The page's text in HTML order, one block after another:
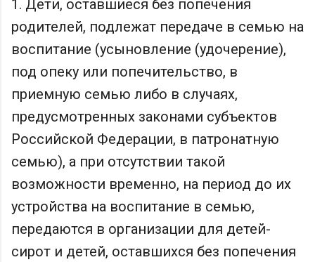
1. Дети, оставшиеся без попечения
родителей, подлежат передаче в семью на
воспитание (усыновление (удочерение),
под опеку или попечительство, в
приемную семью либо в случаях,
предусмотренных законами субъектов
Российской Федерации, в патронатную
семью), а при отсутствии такой
возможности временно, на период до их
устройства на воспитание в семью,
передаются в организации для детей-
сирот и детей, оставшихся без попечения